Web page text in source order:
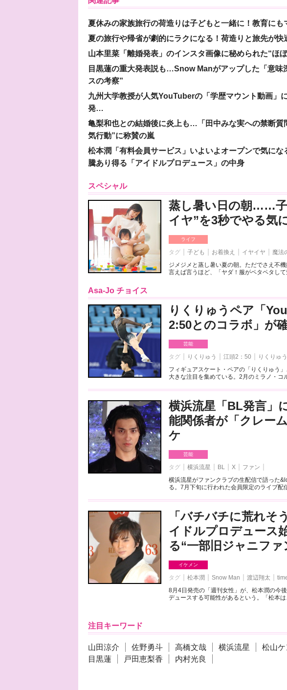
夏休みの家族旅行の荷造りは子どもと一緒に！教育にも
夏の旅行や帰省が劇的にラクになる！荷造りと旅先が快
山本里菜「離婚発表」のインスタ画像に秘められた“ほ
目黒蓮の重大発表説も…Snow Manがアップした「意味
スの考察”
九州大学教授が人気YouTuberの「学歴マウント動画」
発…
亀梨和也との結婚後に炎上も…「田中みな実への禁断質
気行動”に称賛の嵐
松本潤「有料会員サービス」いよいよオープンで気に
騰あり得る「アイドルプロデュース」の中身
スペシャル
蒸し暑い日の朝……
イヤ”を3秒でやる気
ライフ
タグ 子ども お着換え イヤイヤ 魔法
ジメジメと蒸し暑い夏の朝。ただでさえ不
言えば言うほど、「ヤダ！服がペタペタし
Asa-Jo チョイス
りくりゅうペア「
2:50とのコラボ」が
芸能
タグ りくりゅう 江頭2：50 りくりゅ
フィギュアスケート・ペアの「りくりゅう
大きな注目を集めている。2月のミラノ・コ
横浜流星「BL発言」
能関係者が「クレー
ケ
芸能
タグ 横浜流星 BL X
ファン
横浜流星がファンクラブの生配信で語った
る。7月下旬に行われた会員限定のライブ配
「バチバチに荒れ
イドルプロデュース
る“一部旧ジャニファ
イケメン
タグ 松本潤 Snow Man 渡辺翔太
8月4日発売の「週刊女性」が、松本潤の今
デュースする可能性があるという。「松本
注目キーワード
山田涼介 佐野勇斗 高橋文哉 横浜流星 松山
目黒蓮
戸田恵梨香 内村光良